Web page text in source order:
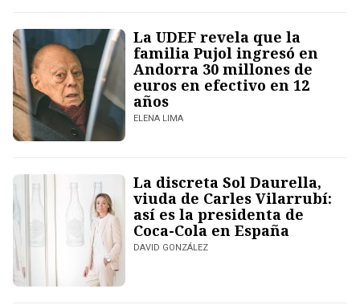
La UDEF revela que la
familia Pujol ingresó en
Andorra 30 millones de
euros en efectivo en 12
años
ELENA LIMA
La discreta Sol Daurella,
viuda de Carles Vilarrubí:
así es la presidenta de
Coca-Cola en España
DAVID GONZÁLEZ